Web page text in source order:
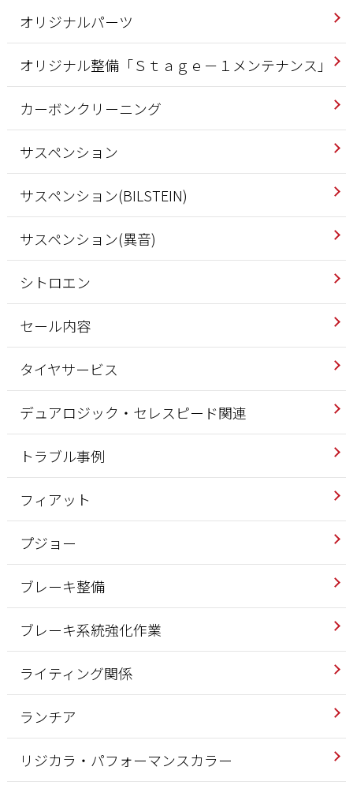
オリジナルパーツ
オリジナル整備「Ｓｔａｇｅ－１メンテナンス」
カーボンクリーニング
サスペンション
サスペンション(BILSTEIN)
サスペンション(異音)
シトロエン
セール内容
タイヤサービス
デュアロジック・セレスピード関連
トラブル事例
フィアット
プジョー
ブレーキ整備
ブレーキ系統強化作業
ライティング関係
ランチア
リジカラ・パフォーマンスカラー